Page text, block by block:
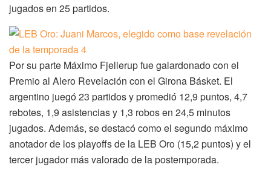
jugados en 25 partidos.
Por su parte Máximo Fjellerup fue galardonado con el
Premio al Alero Revelación con el Girona Básket. El
argentino juegó 23 partidos y promedió 12,9 puntos, 4,7
rebotes, 1,9 asistencias y 1,3 robos en 24,5 minutos
jugados. Además, se destacó como el segundo máximo
anotador de los playoffs de la LEB Oro (15,2 puntos) y el
tercer jugador más valorado de la postemporada.